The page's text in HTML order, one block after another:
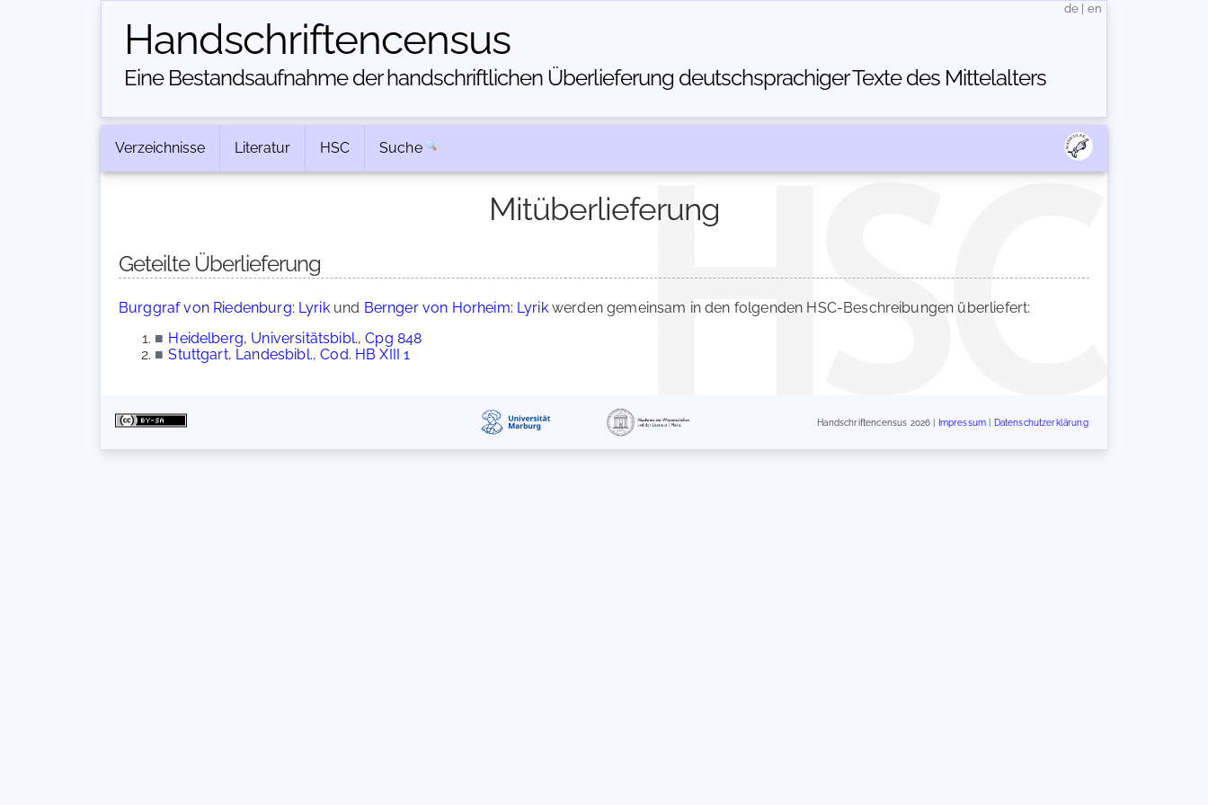
Handschriften­census
Eine Bestandsaufnahme der handschriftlichen Über­lieferung deutschsprachiger Texte des Mittelalters
de en
Verzeichnisse Literatur HSC Suche
Mitüberlieferung
Geteilte Überlieferung
Burggraf von Riedenburg: Lyrikund Bernger von Horheim: Lyrikwerden gemeinsam in den folgenden HSC-Beschreibungen überliefert:
■ Heidelberg, Universitätsbibl., Cpg 848
■ Stuttgart, Landesbibl., Cod. HB XIII 1
Handschriftencensus 2026 | Impressum Datenschutzerklärung